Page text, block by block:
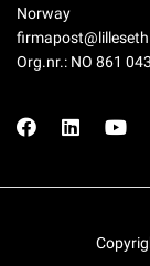
Norway
Org.nr.: NO 861